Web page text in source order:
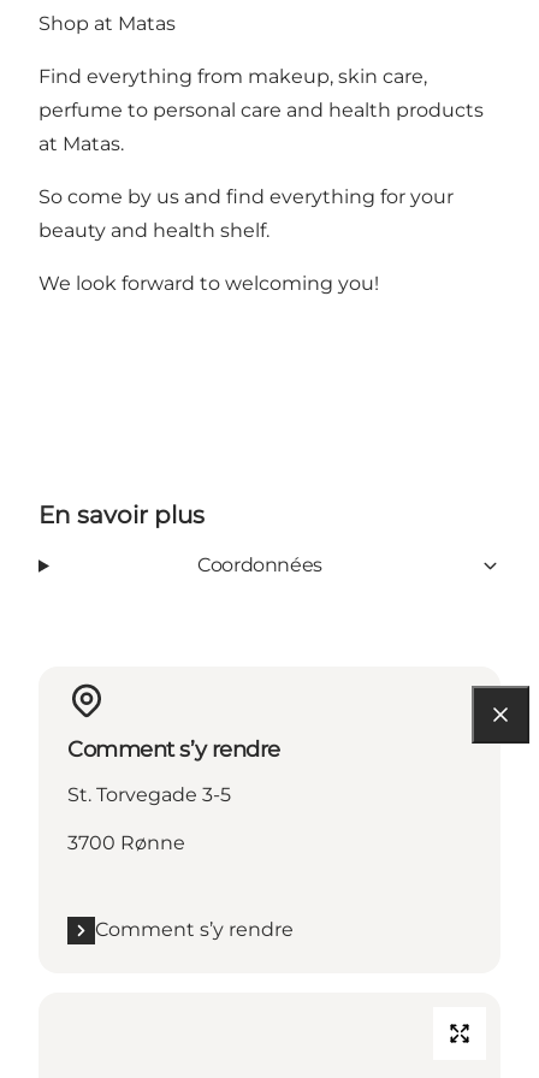
Shop at Matas
Find everything from makeup, skin care,
perfume to personal care and health products
at Matas.
So come by us and find everything for your
beauty and health shelf.
We look forward to welcoming you!
En savoir plus
Coordonnées
Comment s’y rendre
St. Torvegade 3-5
3700 Rønne
Comment s’y rendre